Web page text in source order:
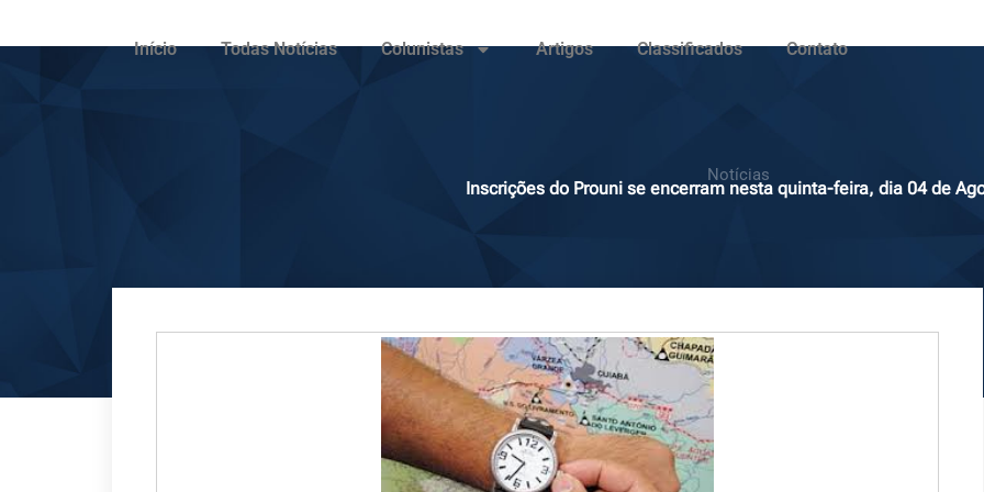
Início Todas Notícias Colunistas Artigos Classificados Contato
Notícias
Inscrições do Prouni se encerram nesta quinta-feira, dia 04 de